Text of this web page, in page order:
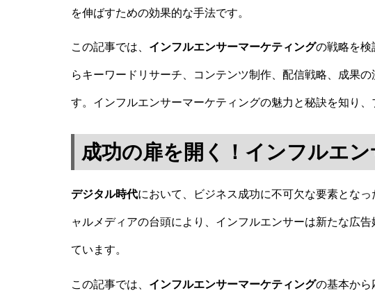
を伸ばすための効果的な手法です。
この記事では、 インフルエンサーマーケティングの戦略を検
らキーワードリサーチ、コンテンツ制作、配信戦略、成果
す。インフルエンサーマーケティングの魅力と秘訣を知り
成功の扉を開く！インフルエ
デジタル時代において、ビジネス成功に不可欠な要素とな
ャルメディアの台頭により、インフルエンサーは新たな広
ています。
この記事では、 インフルエンサーマーケティングの基本から